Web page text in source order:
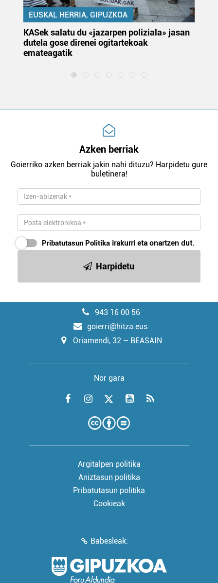
EUSKAL HERRIA, GIPUZKOA
KASek salatu du «jazarpen poliziala» jasan
dutela gose direnei ogitartekoak
emateagatik
Azken berriak
Goierriko azken berriak jakin nahi dituzu? Harpidetu gure
buletinera!
Pribatutasun Politika irakurri eta onartzen dut.
Harpidetu
943 16 00 56
goierri@hitza.eus
Oriamendi, 32 – BEASAIN
Nor gara
Argitalpen politika
Aniztasun politika
Pribatutasun politika
Cookieak
Babesleak: